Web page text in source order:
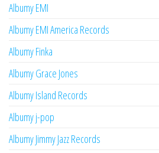
Albumy EMI
Albumy EMI America Records
Albumy Finka
Albumy Grace Jones
Albumy Island Records
Albumy j-pop
Albumy Jimmy Jazz Records